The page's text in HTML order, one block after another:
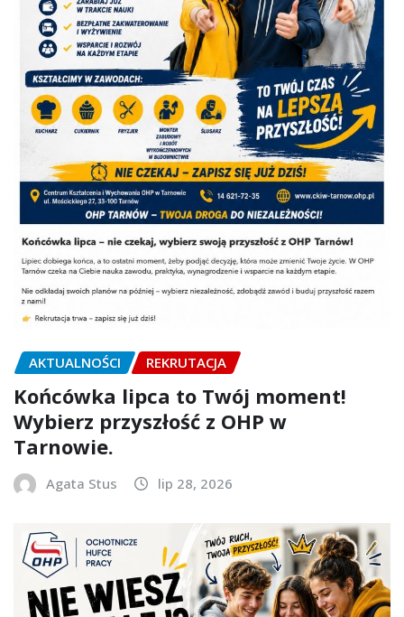
AKTUALNOŚCI REKRUTACJA
Końcówka lipca to Twój moment!
Wybierz przyszłość z OHP w
Tarnowie.
Agata Stus lip 28, 2026